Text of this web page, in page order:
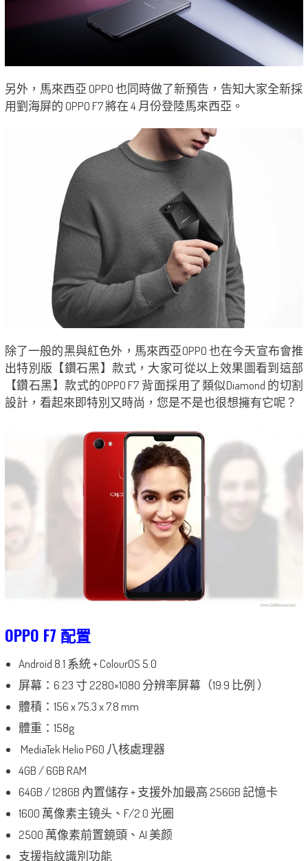
另外，馬來西亞 OPPO 也同時做了新預告，告知大家全新採
用劉海屏的 OPPO F7 將在 4 月份登陸馬來西亞。
除了一般的黑與紅色外，馬來西亞OPPO 也在今天宣布會推
出特別版【鑽石黑】款式，大家可從以上效果圖看到這部
【鑽石黑】款式的OPPO F7 背面採用了類似Diamond 的切割
設計，看起來即特別又時尚，您是不是也很想擁有它呢？
OPPO F7 配置
Android 8.1 系統 + ColourOS 5.0
屏幕：6.23 寸 2280×1080 分辨率屏幕（19:9 比例 ）
體積：156 x 75.3 x 7.8 mm
體重：158g
MediaTek Helio P60 八核處理器
4GB / 6GB RAM
64GB / 128GB 內置儲存 + 支援外加最高 256GB 記憶卡
1600 萬像素主镜头、F/2.0 光圈
2500 萬像素前置鏡頭、AI 美颜
支援指紋識別功能